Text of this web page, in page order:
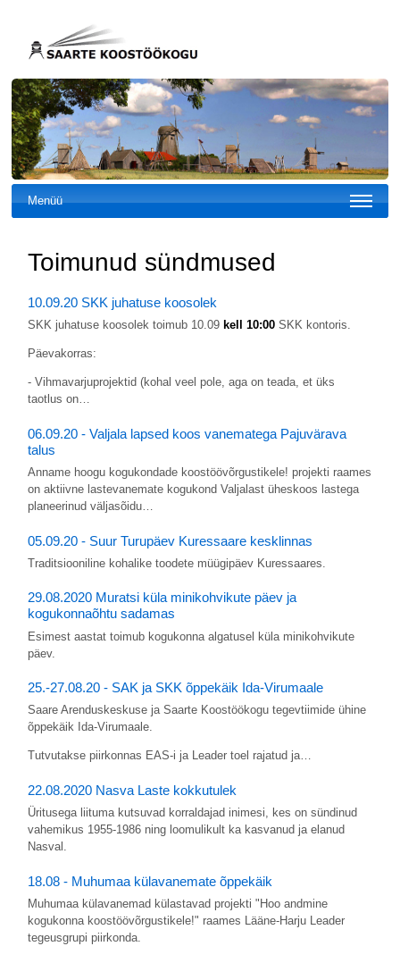
Menüü
Toimunud sündmused
10.09.20 SKK juhatuse koosolek
SKK juhatuse koosolek toimub 10.09kell 10:00SKK kontoris.
Päevakorras:
- Vihmavarjuprojektid (kohal veel pole, aga on teada, et üks
taotlus on…
06.09.20 - Valjala lapsed koos vanematega Pajuvärava
talus
Anname hoogu kogukondade koostöövõrgustikele! projekti raames
on aktiivne lastevanemate kogukond Valjalast üheskoos lastega
planeerinud väljasõidu…
05.09.20 - Suur Turupäev Kuressaare kesklinnas
Traditsiooniline kohalike toodete müügipäev Kuressaares.
29.08.2020 Muratsi küla minikohvikute päev ja
kogukonnaõhtu sadamas
Esimest aastat toimub kogukonna algatusel küla minikohvikute
päev.
25.-27.08.20 - SAK ja SKK õppekäik Ida-Virumaale
Saare Arenduskeskuse ja Saarte Koostöökogu tegevtiimide ühine
õppekäik Ida-Virumaale.
Tutvutakse piirkonnas EAS-i ja Leader toel rajatud ja…
22.08.2020 Nasva Laste kokkutulek
Üritusega liituma kutsuvad korraldajad inimesi, kes on sündinud
vahemikus 1955-1986 ning loomulikult ka kasvanud ja elanud
Nasval.
18.08 - Muhumaa külavanemate õppekäik
Muhumaa külavanemad külastavad projekti "Hoo andmine
kogukonna koostöövõrgustikele!" raames Lääne-Harju Leader
tegeusgrupi piirkonda.